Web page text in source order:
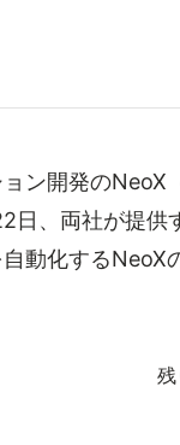
ン開発のNeoX
日、両社が提供
動化するNeoX